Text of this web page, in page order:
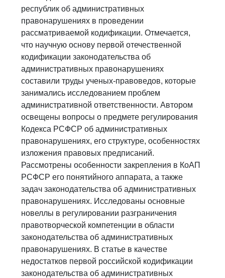
республик об административных
правонарушениях в проведении
рассматриваемой кодификации. Отмечается,
что научную основу первой отечественной
кодификации законодательства об
административных правонарушениях
составили труды ученых-правоведов, которые
занимались исследованием проблем
административной ответственности. Автором
освещены вопросы о предмете регулирования
Кодекса РСФСР об административных
правонарушениях, его структуре, особенностях
изложения правовых предписаний.
Рассмотрены особенности закрепления в КоАП
РСФСР его понятийного аппарата, а также
задач законодательства об административных
правонарушениях. Исследованы основные
новеллы в регулировании разграничения
правотворческой компетенции в области
законодательства об административных
правонарушениях. В статье в качестве
недостатков первой российской кодификации
законодательства об административных